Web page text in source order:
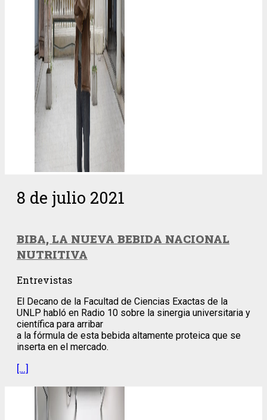
8 de julio 2021
BIBA, LA NUEVA BEBIDA NACIONAL
NUTRITIVA
Entrevistas
El Decano de la Facultad de Ciencias Exactas de la
UNLP habló en Radio 10 sobre la sinergia universitaria y
científica para arribar
a la fórmula de esta bebida altamente proteica que se
inserta en el mercado.
[…]